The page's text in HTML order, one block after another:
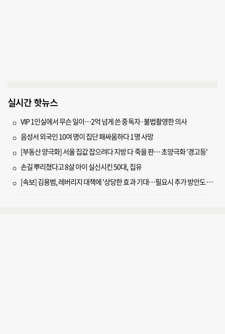
실시간 핫뉴스
VIP 1인실에서 무슨 일이…2억 넘게 쓴 중독자·불법촬영한 의사
음성서 외국인 10여 명이 집단 패싸움하다 1명 사망
[부동산 양극화] 서울 집값 잡으려다 지방 다 죽을 판… 초양극화 '경고등'
손길 뿌리쳤다고 8살 아이 실신시킨 50대, 집유
[속보] 김용범, 레버리지 대책에 '상당한 효과 기대…필요시 추가 방안도 검토'